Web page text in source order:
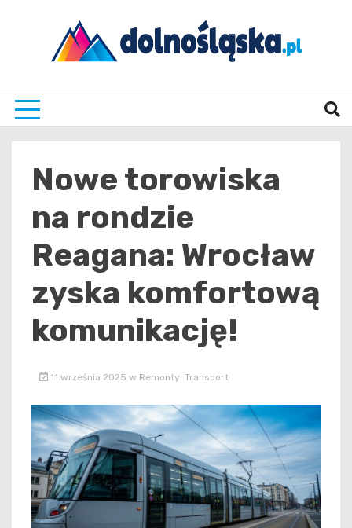
Nowe torowiska
na rondzie
Reagana: Wrocław
zyska komfortową
komunikację!
11 września 2025 w Remonty Transport